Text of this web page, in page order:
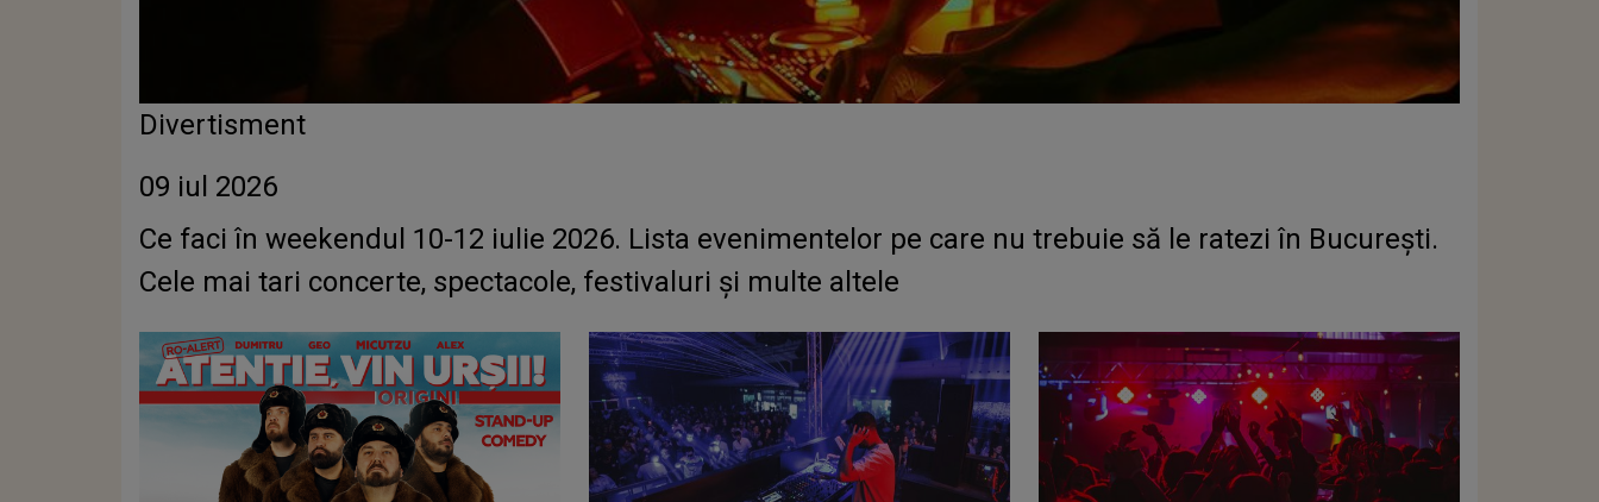
Divertisment
09 iul 2026
Ce faci în weekendul 10-12 iulie 2026. Lista evenimentelor pe care nu trebuie să le ratezi în București.
Cele mai tari concerte, spectacole, festivaluri și multe altele